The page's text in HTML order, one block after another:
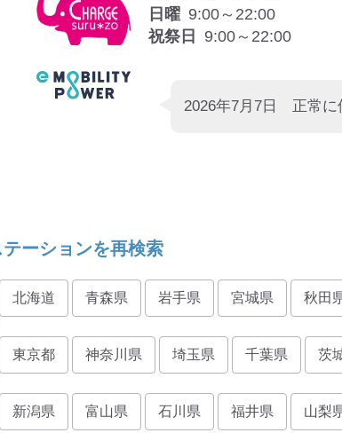
日曜 9:00～22:00
祝祭日
9:00～22:00
ーションを再検索
北海道 青森県 岩手県 宮城県 秋田
東京都 神奈川県 埼玉県 千葉県 茨
新潟県 富山県 石川県 福井県 山梨